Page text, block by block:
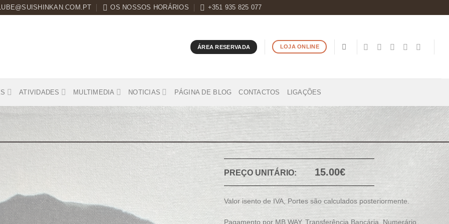
OS NOSSOS HORÁRIOS +351 935 825 077
ÁREA RESERVADA LOJA ONLINE
ATIVIDADES MULTIMEDIA NOTICIAS PÁGINA DE BLOG CONTACTOS LIGAÇÕES
PREÇO UNITÁRIO:15.00€
Valor isento de IVA, Portes são calculados posteriormente.
Pagamento por MB WAY, Transferência Bancária, Numerário